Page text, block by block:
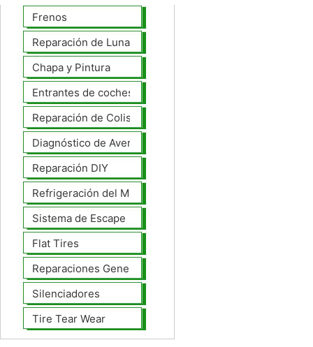
Frenos
Reparación de Lunas
Chapa y Pintura
Entrantes de coches
Reparación de Colisiones
Diagnóstico de Averías
Reparación DIY
Refrigeración del Motor
Sistema de Escape
Flat Tires
Reparaciones Generales
Silenciadores
Tire Tear Wear